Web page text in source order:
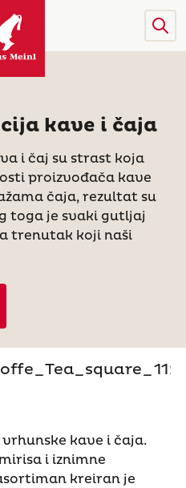
kave i čaja
i čaj su strast koja
proizvođača kave
čaja, rezultat su
toga je svaki gutljaj
trenutak koji naši
kave i čaja.
i iznimne
kreiran je